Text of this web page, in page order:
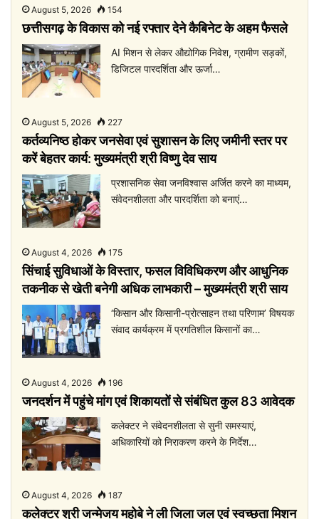
August 5, 2026 154
छत्तीसगढ़ के विकास को नई रफ्तार देने कैबिनेट के अहम फैसले
AI मिशन से लेकर औद्योगिक निवेश, ग्रामीण सड़कों,
डिजिटल पारदर्शिता और ऊर्जा…
August 5, 2026 227
कर्तव्यनिष्ठ होकर जनसेवा एवं सुशासन के लिए जमीनी स्तर पर
करें बेहतर कार्य: मुख्यमंत्री श्री विष्णु देव साय
प्रशासनिक सेवा जनविश्वास अर्जित करने का माध्यम,
संवेदनशीलता और पारदर्शिता को बनाएं…
August 4, 2026 175
सिंचाई सुविधाओं के विस्तार, फसल विविधिकरण और आधुनिक
तकनीक से खेती बनेगी अधिक लाभकारी – मुख्यमंत्री श्री साय
‘किसान और किसानी-प्रोत्साहन तथा परिणाम’ विषयक
संवाद कार्यक्रम में प्रगतिशील किसानों का…
August 4, 2026 196
जनदर्शन में पहुंचे मांग एवं शिकायतों से संबंधित कुल 83 आवेदक
कलेक्टर ने संवेदनशीलता से सुनी समस्याएं,
अधिकारियों को निराकरण करने के निर्देश…
August 4, 2026 187
कलेक्टर श्री जन्मेजय महोबे ने ली जिला जल एवं स्वच्छता मिशन